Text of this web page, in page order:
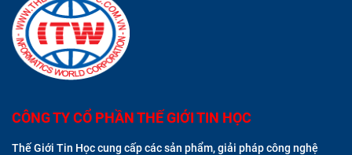
CÔNG TY CỔ PHẦN THẾ GIỚI TIN HỌC
Thế Giới Tin Học cung cấp các sản phẩm, giải pháp công nghệ